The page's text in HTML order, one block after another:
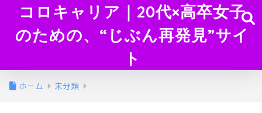
コロキャリア｜20代×高卒女子
のための、“じぶん再発見”サイ
ト
ホーム 未分類